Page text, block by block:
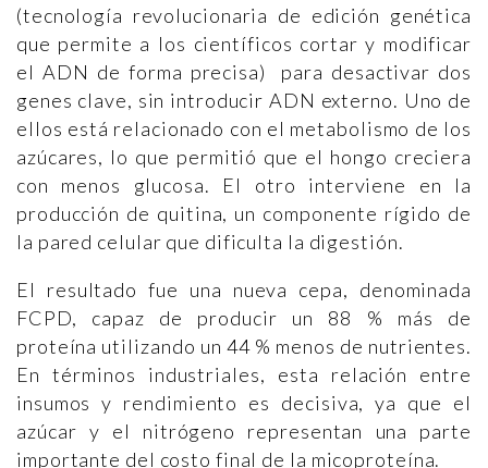
(tecnología revolucionaria de edición genética
que permite a los científicos cortar y modificar
el ADN de forma precisa) para desactivar dos
genes clave, sin introducir ADN externo. Uno de
ellos está relacionado con el metabolismo de los
azúcares, lo que permitió que el hongo creciera
con menos glucosa. El otro interviene en la
producción de quitina, un componente rígido de
la pared celular que dificulta la digestión.
El resultado fue una nueva cepa, denominada
FCPD, capaz de producir un 88 % más de
proteína utilizando un 44 % menos de nutrientes.
En términos industriales, esta relación entre
insumos y rendimiento es decisiva, ya que el
azúcar y el nitrógeno representan una parte
importante del costo final de la micoproteína.